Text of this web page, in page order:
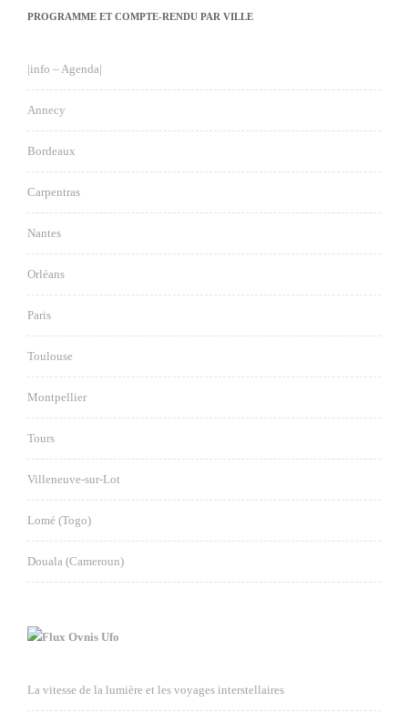
PROGRAMME ET COMPTE-RENDU PAR VILLE
|info – Agenda|
Annecy
Bordeaux
Carpentras
Nantes
Orléans
Paris
Toulouse
Montpellier
Tours
Villeneuve-sur-Lot
Lomé (Togo)
Douala (Cameroun)
Ovnis Ufo
La vitesse de la lumière et les voyages interstellaires